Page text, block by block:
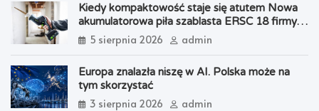
Kiedy kompaktowość staje się atutem Nowa
akumulatorowa piła szablasta ERSC 18 firmy
Festool
5 sierpnia 2026 admin
Europa znalazła niszę w AI. Polska może na
tym skorzystać
3 sierpnia 2026 admin